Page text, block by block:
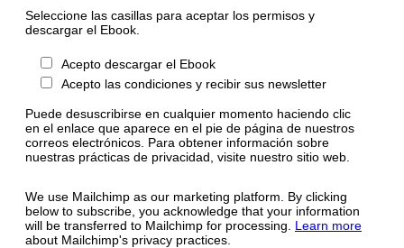
Seleccione las casillas para aceptar los permisos y
descargar el Ebook.
Acepto descargar el Ebook
Acepto las condiciones y recibir sus newsletter
Puede desuscribirse en cualquier momento haciendo clic
en el enlace que aparece en el pie de página de nuestros
correos electrónicos. Para obtener información sobre
nuestras prácticas de privacidad, visite nuestro sitio web.
We use Mailchimp as our marketing platform. By clicking
below to subscribe, you acknowledge that your information
will be transferred to Mailchimp for processing. Learn more
about Mailchimp's privacy practices.